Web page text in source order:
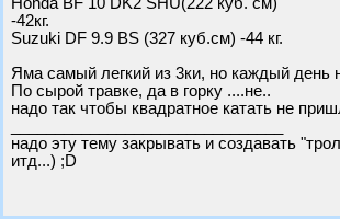
-42кг.
Suzuki DF 9.9 BS (327 куб.см) -44 кг.
Яма самый легкий из 3ки, но каждый день
По сырой травке, да в горку ....не..
надо так чтобы квадратное катать не
надо эту тему закрывать и создавать
итд...) ;D